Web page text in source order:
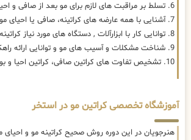
6. تسلط بر مراقبت های لازم برای مو بعد از صافی و احیا
7. آشنایی با همه عارضه های کراتینه، صافی یا احیای مو
8. توانایی کار با ابزارآلات , دستگاه های مورد نیاز کراتینه
9. شناخت مشکلات و آسیب های مو و توانایی ارائه راهکار برای برطرف سازی
10. تشخیص تفاوت های کراتین صافی، کراتین احیا و بوتاکس
آموزشگاه تخصصی کراتین مو در استخر
هنرجویان در این دوره روش صحیح کراتینه مو و احیای